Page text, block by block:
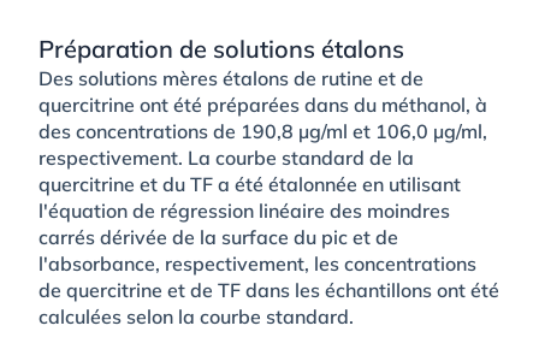
Préparation de solutions étalons
Des solutions mères étalons de rutine et de
quercitrine ont été préparées dans du méthanol, à
des concentrations de 190,8 µg/ml et 106,0 µg/ml,
respectivement. La courbe standard de la
quercitrine et du TF a été étalonnée en utilisant
l'équation de régression linéaire des moindres
carrés dérivée de la surface du pic et de
l'absorbance, respectivement, les concentrations
de quercitrine et de TF dans les échantillons ont été
calculées selon la courbe standard.